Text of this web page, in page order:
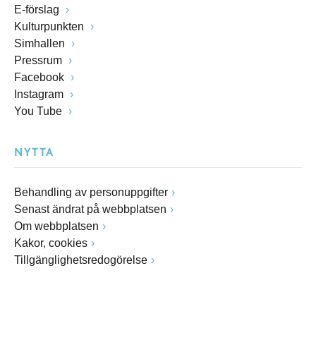
E-förslag
Kulturpunkten
Simhallen
Pressrum
Facebook
Instagram
You Tube
NYTTA
Behandling av personuppgifter
Senast ändrat på webbplatsen
Om webbplatsen
Kakor, cookies
Tillgänglighetsredogörelse